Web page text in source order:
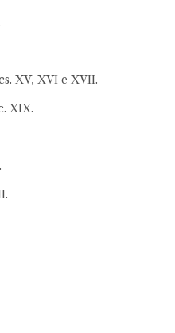
XV, XVI e XVII.
XIX.